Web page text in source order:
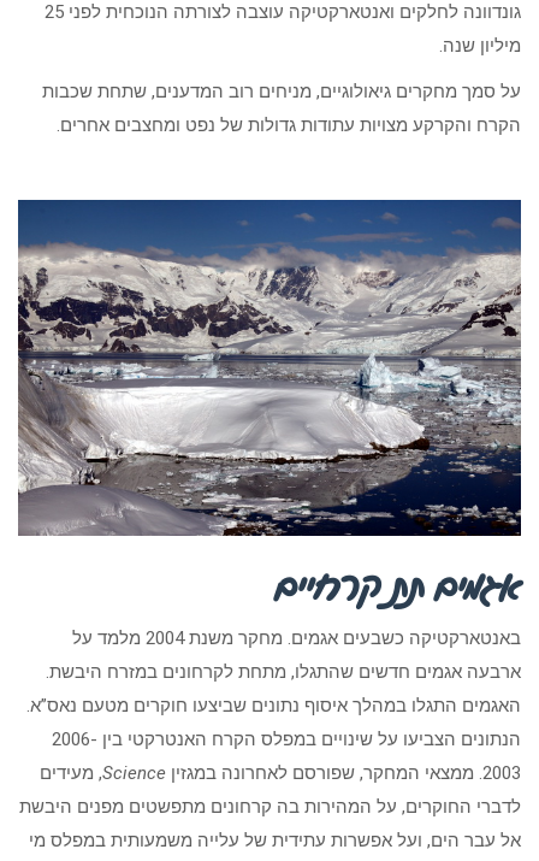
גונדוונה לחלקים ואנטארקטיקה עוצבה לצורתה הנוכחית לפני 25
מיליון שנה.
על סמך מחקרים גיאולוגיים, מניחים רוב המדענים, שתחת שכבות
הקרח והקרקע מצויות עתודות גדולות של נפט ומחצבים אחרים.
אגמים תת קרחיים
באנטארקטיקה כשבעים אגמים. מחקר משנת 2004 מלמד על
ארבעה אגמים חדשים שהתגלו, מתחת לקרחונים במזרח היבשת.
האגמים התגלו במהלך איסוף נתונים שביצעו חוקרים מטעם נאס”א.
הנתונים הצביעו על שינויים במפלס הקרח האנטרקטי בין 2006-
2003. ממצאי המחקר, שפורסם לאחרונה במגזין
Science, מעידים
לדברי החוקרים, על המהירות בה קרחונים מתפשטים מפנים היבשת
אל עבר הים, ועל אפשרות עתידית של עלייה משמעותית במפלס מי